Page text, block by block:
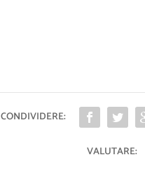
CONDIVIDERE:
VALUTARE: